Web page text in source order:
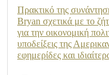
Πρακτικό της
Bryan σχετικά με το
για την οικονομική
υποδείξεις της
εφημερίδες και